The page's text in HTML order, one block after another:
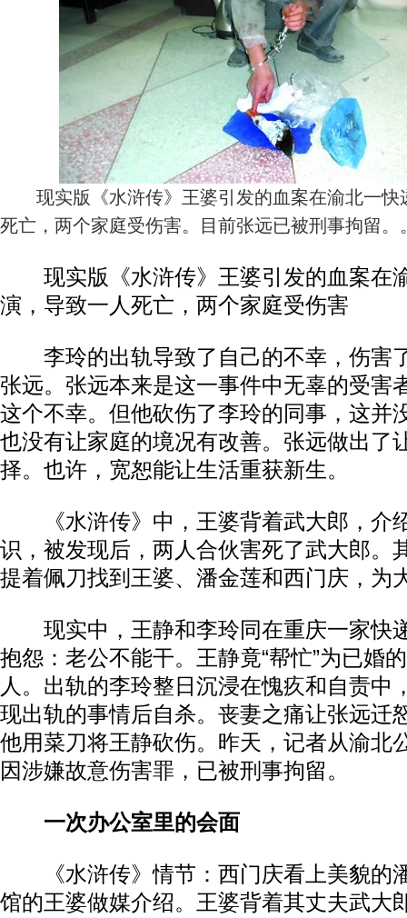
现实版《水浒传》王婆引发的血案在渝北一快
死亡，两个家庭受伤害。目前张远已被刑事拘留。
现实版《水浒传》王婆引发的血案在
演，导致一人死亡，两个家庭受伤害
李玲的出轨导致了自己的不幸，伤害
张远。张远本来是这一事件中无辜的受害
这个不幸。但他砍伤了李玲的同事，这并
也没有让家庭的境况有改善。张远做出了
择。也许，宽恕能让生活重获新生。
《水浒传》中，王婆背着武大郎，介
识，被发现后，两人合伙害死了武大郎。
提着佩刀找到王婆、潘金莲和西门庆，为
现实中，王静和李玲同在重庆一家快
抱怨：老公不能干。王静竟“帮忙”为已婚
人。出轨的李玲整日沉浸在愧疚和自责中
现出轨的事情后自杀。丧妻之痛让张远迁
他用菜刀将王静砍伤。昨天，记者从渝北
因涉嫌故意伤害罪，已被刑事拘留。
一次办公室里的会面
《水浒传》情节：西门庆看上美貌的
馆的王婆做媒介绍。王婆背着其丈夫武大